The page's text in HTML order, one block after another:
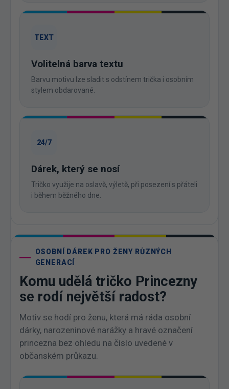
TEXT
Volitelná barva textu
Barvu motivu lze sladit s odstínem trička i osobním
stylem obdarované.
24/7
Dárek, který se nosí
Tričko využije na oslavě, výletě, při posezení s přáteli
i během běžného dne.
OSOBNÍ DÁREK PRO ŽENY RŮZNÝCH
GENERACÍ
Komu udělá tričko Princezny
se rodí největší radost?
Motiv se hodí pro ženu, která má ráda osobní
dárky, narozeninové narážky a hravé označení
princezna bez ohledu na číslo uvedené v
občanském průkazu.